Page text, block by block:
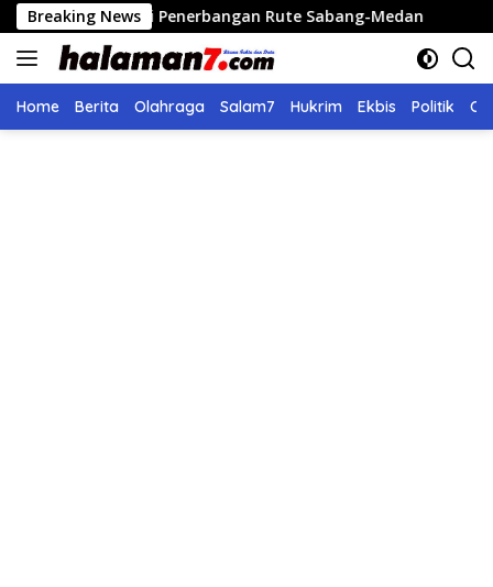
Langsung
ke
konten
Breaking News
Penerbangan Rute Sabang-Medan Polri Bangun
Home Berita Olahraga Salam7 Hukrim Ekbis Politik